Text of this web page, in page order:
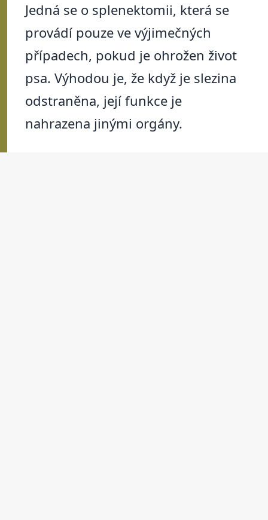
Jedná se o splenektomii, která se
provádí pouze ve výjimečných
případech, pokud je ohrožen život
psa. Výhodou je, že když je slezina
odstraněna, její funkce je
nahrazena jinými orgány.